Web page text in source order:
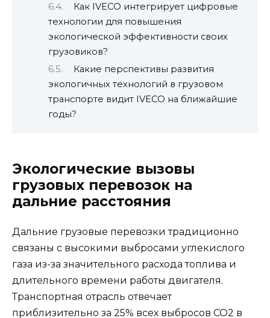
Как IVECO интегрирует цифровые
технологии для повышения
экологической эффективности своих
грузовиков?
Какие перспективы развития
экологичных технологий в грузовом
транспорте видит IVECO на ближайшие
годы?
Экологические вызовы
грузовых перевозок на
дальние расстояния
Дальние грузовые перевозки традиционно
связаны с высокими выбросами углекислого
газа из-за значительного расхода топлива и
длительного времени работы двигателя.
Транспортная отрасль отвечает
приблизительно за 25% всех выбросов CO2 в